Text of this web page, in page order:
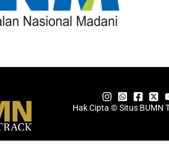
Hak Cipta © Situs BUMN